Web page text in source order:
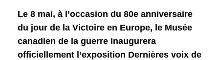
Le 8 mai, à l’occasion du 80e anniversaire
du jour de la Victoire en Europe, le Musée
canadien de la guerre inaugurera
officiellement l’exposition Dernières voix de